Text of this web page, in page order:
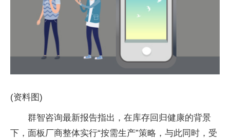
(资料图)
群智咨询最新报告指出，在库存回归健康的背景
下，面板厂商整体实行“按需生产”策略，与此同时，受